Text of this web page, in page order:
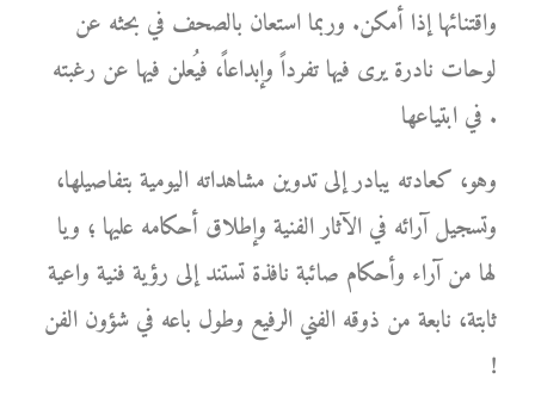
واقتنائها إذا أمكن. وربما استعان بالصحف في بحثه عن
لوحات نادرة يرى فيها تفرداً وإبداعاً، فيُعلن فيها عن رغبته
في ابتياعها .
وهو، كعادته يبادر إلى تدوين مشاهداته اليومية بتفاصيلها،
وتسجيل آرائه في الآثار الفنية وإطلاق أحكامه عليها ؛ ويا
لها من آراء وأحكام صائبة نافذة تستند إلى رؤية فنية واعية
ثابتة، نابعة من ذوقه الفني الرفيع وطول باعه في شؤون الفن
!